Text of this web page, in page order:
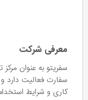
معرفی شرکت
سفریتو به عنوان
سفارت فعالیت دارد و
کاری و شرایط